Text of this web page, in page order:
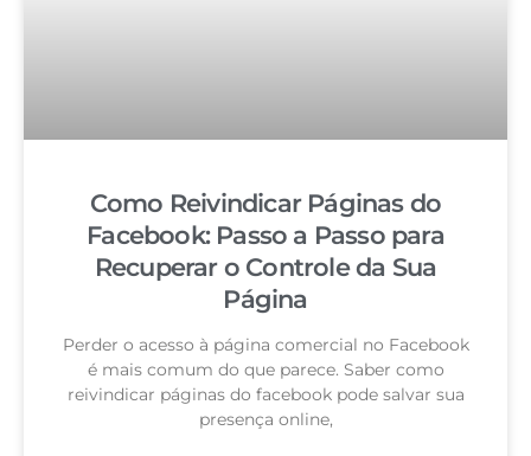
Como Reivindicar Páginas do
Facebook: Passo a Passo para
Recuperar o Controle da Sua
Página
Perder o acesso à página comercial no Facebook
é mais comum do que parece. Saber como
reivindicar páginas do facebook pode salvar sua
presença online,